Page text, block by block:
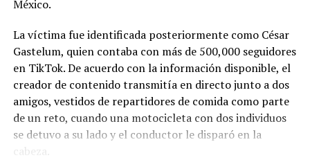
México.
La víctima fue identificada posteriormente como César
Gastelum, quien contaba con más de 500,000 seguidores
en TikTok. De acuerdo con la información disponible, el
creador de contenido transmitía en directo junto a dos
amigos, vestidos de repartidores de comida como parte
de un reto, cuando una motocicleta con dos individuos
se detuvo a su lado y el conductor le disparó en la
cabeza.